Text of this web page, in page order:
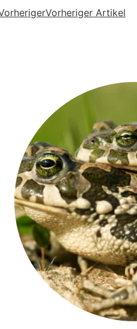
Vorheriger Artikel